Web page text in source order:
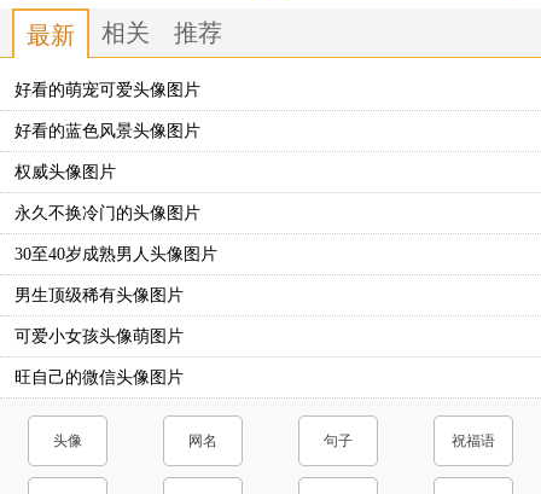
最新 相关 推荐
好看的萌宠可爱头像图片
好看的蓝色风景头像图片
权威头像图片
永久不换冷门的头像图片
30至40岁成熟男人头像图片
男生顶级稀有头像图片
可爱小女孩头像萌图片
旺自己的微信头像图片
头像 网名 句子 祝福语